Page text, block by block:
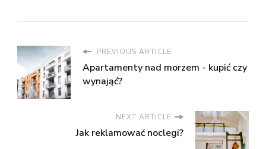
PREVIOUS ARTICLE
Apartamenty nad morzem - kupić czy
wynająć?
NEXT ARTICLE
Jak reklamować noclegi?